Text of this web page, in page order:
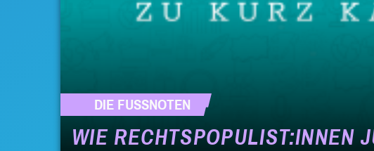
DIE FUSSNOTEN
WIE RECHTSPOPULIST:INNEN